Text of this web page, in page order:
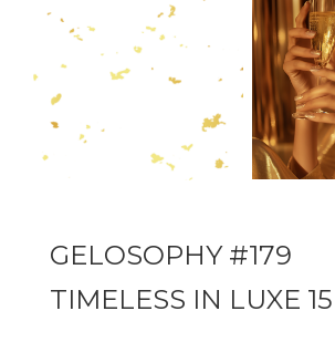
GELOSOPHY #179
TIMELESS IN LUXE